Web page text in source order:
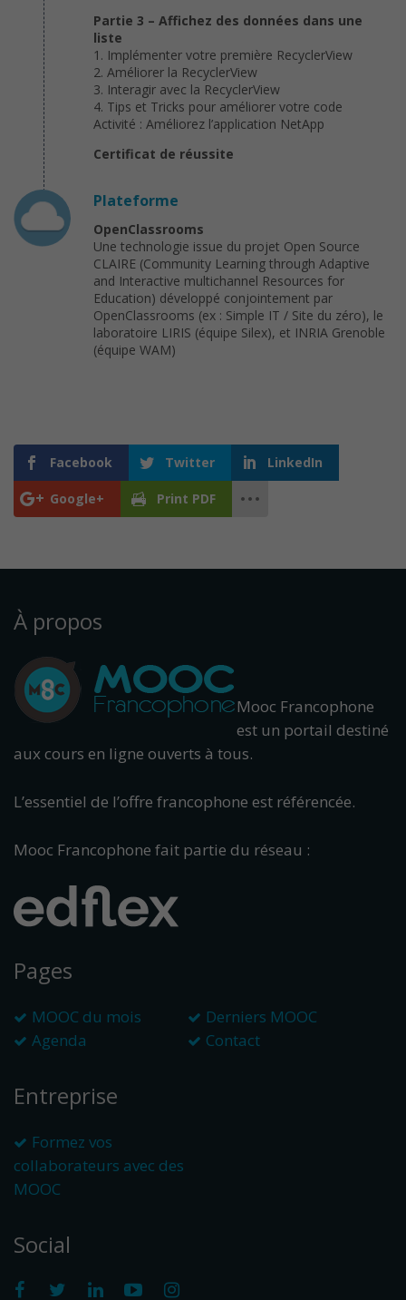
Partie 3 – Affichez des données dans une
liste
1. Implémenter votre première RecyclerView
2. Améliorer la RecyclerView
3. Interagir avec la RecyclerView
4. Tips et Tricks pour améliorer votre code
Activité : Améliorez l’application NetApp
Certificat de réussite
Plateforme
OpenClassrooms
Une technologie issue du projet Open Source
CLAIRE (Community Learning through Adaptive
and Interactive multichannel Resources for
Education) développé conjointement par
OpenClassrooms (ex : Simple IT / Site du zéro), le
laboratoire LIRIS (équipe Silex), et INRIA Grenoble
(équipe WAM)
Facebook Twitter LinkedIn
Google+ Print PDF
À propos
Mooc Francophone
est un portail destiné
aux cours en ligne ouverts à tous.
L’essentiel de l’offre francophone est référencée.
Mooc Francophone fait partie du réseau :
Pages
MOOC du mois
Derniers MOOC
Agenda
Contact
Entreprise
Formez vos
collaborateurs avec des
MOOC
Social